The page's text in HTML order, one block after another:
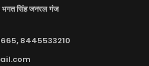
सिंह जनरल गंज
8445533210